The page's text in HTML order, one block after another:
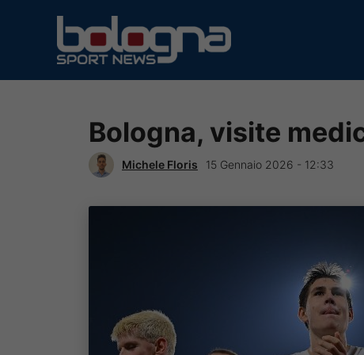
contenuto
Bologna, visite
Michele Floris 15 Gennaio 2026 - 12:33